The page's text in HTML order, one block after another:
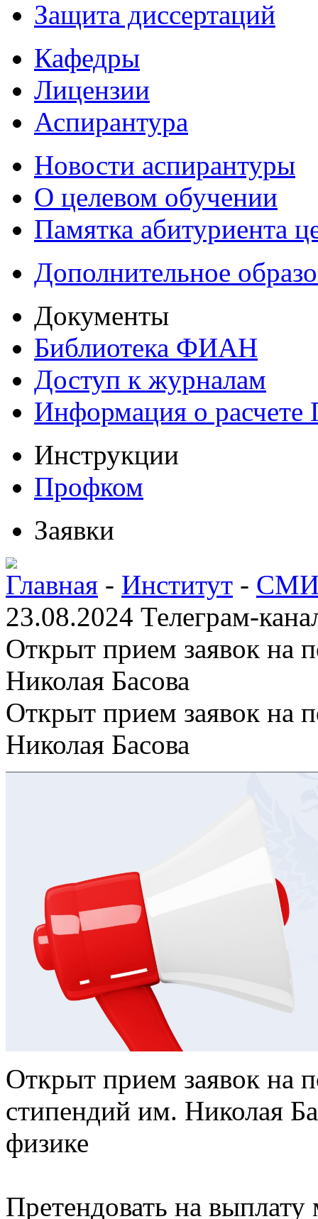
Защита диссертаций
Кафедры
Лицензии
Аспирантура
Новости аспирантуры
О целевом обучении
Памятка абитуриента
Дополнительное
Документы
Библиотека ФИАН
Доступ к журналам
Информация о
Инструкции
Профком
Заявки
Главная - Институт - СМИ
23.08.2024 Телеграм-
Открыт прием заявок на
Николая Басова
Открыт прием заявок на
Николая Басова
Открыт прием заявок на
стипендий им. Николая
физике
Претендовать на